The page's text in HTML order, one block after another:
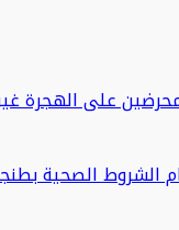
على الهجرة
الشروط الصحية